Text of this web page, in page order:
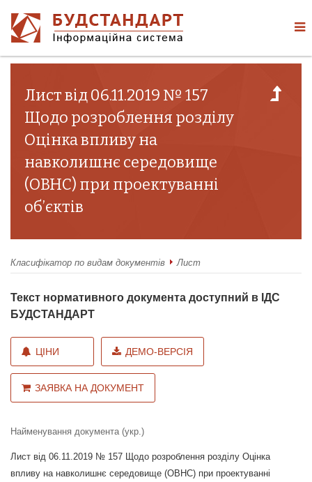
Лист від 06.11.2019 № 157
Щодо розроблення розділу
Оцінка впливу на
навколишнє середовище
(ОВНС) при проектуванні
об’єктів
Класифікатор по видам документів Лист
Текст нормативного документа доступний в ІДС
БУДСТАНДАРТ
ЦІНИ ДЕМО-ВЕРСІЯ
ЗАЯВКА НА ДОКУМЕНТ
Найменування документа (укр.)
Лист від 06.11.2019 № 157 Щодо розроблення розділу Оцінка
впливу на навколишнє середовище (ОВНС) при проектуванні